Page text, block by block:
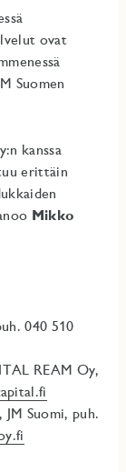
ovat
Suomen
kanssa
erittäin
Mikko
040 510
REAM Oy,
Suomi, puh.